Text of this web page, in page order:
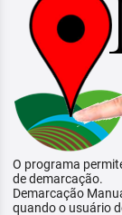
O programa
de demarcação.
Demarcação
quando o usuário